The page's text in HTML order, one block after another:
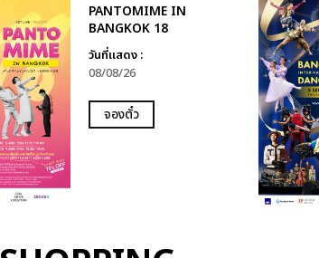
PANTOMIME IN
BANGKOK 18
วันที่แสดง :
08/08/26
จองตั๋ว